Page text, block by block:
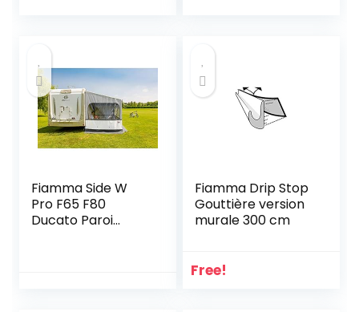
Fiamma Side W
Pro F65 F80
Ducato Paroi
Fiamma Drip Stop
Gouttière version
murale 300 cm
Free!